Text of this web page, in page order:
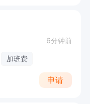
and care
+ weekends of
6分钟前
加班费
申请